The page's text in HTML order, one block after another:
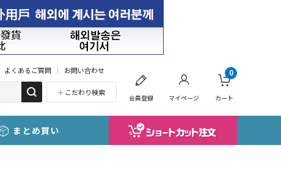
よくあるご質問 お問い合わせ
こだわり検索
会員登録 マイページ カート
0
まとめ買い